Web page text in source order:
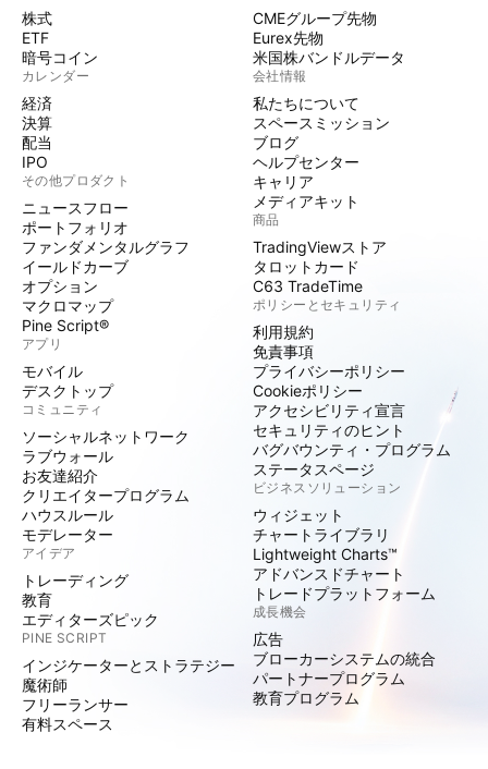
株式
ETF
暗号コイン
カレンダー
経済
決算
配当
IPO
その他プロダクト
ニュースフロー
ポートフォリオ
ファンダメンタルグラフ
イールドカーブ
オプション
マクロマップ
Pine Script®
アプリ
モバイル
デスクトップ
コミュニティ
ソーシャルネットワーク
ラブウォール
お友達紹介
クリエイタープログラム
ハウスルール
モデレーター
アイデア
トレーディング
教育
エディターズピック
PINE SCRIPT
インジケーターとストラテジー
魔術師
フリーランサー
有料スペース
CMEグループ先物
Eurex先物
米国株バンドルデータ
会社情報
私たちについて
スペースミッション
ブログ
ヘルプセンター
キャリア
メディアキット
商品
TradingViewストア
タロットカード
C63 TradeTime
ポリシーとセキュリティ
利用規約
免責事項
プライバシーポリシー
Cookieポリシー
アクセシビリティ宣言
セキュリティのヒント
バグバウンティ・プログラム
ステータスページ
ビジネスソリューション
ウィジェット
チャートライブラリ
Lightweight Charts™
アドバンスドチャート
トレードプラットフォーム
成長機会
広告
ブローカーシステムの統合
パートナープログラム
教育プログラム